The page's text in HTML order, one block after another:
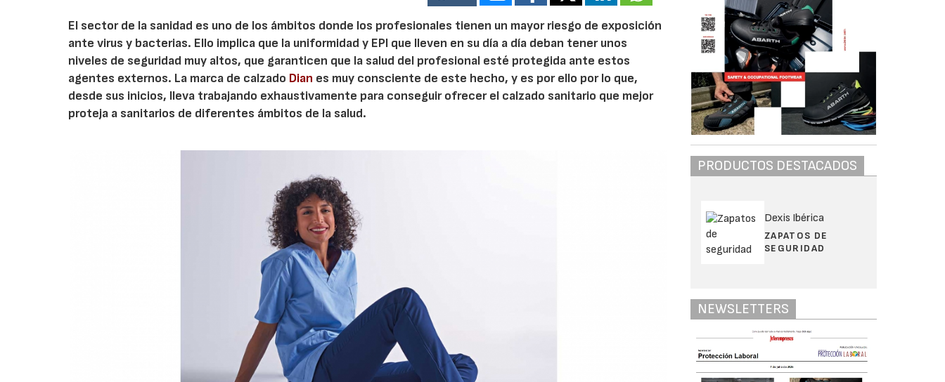
El sector de la sanidad es uno de los ámbitos donde los profesionales tienen un mayor riesgo de exposición
ante virus y bacterias. Ello implica que la uniformidad y EPI que lleven en su día a día deban tener unos
niveles de seguridad muy altos, que garanticen que la salud del profesional esté protegida ante estos
agentes externos. La marca de calzado Dian es muy consciente de este hecho, y es por ello por lo que,
desde sus inicios, lleva trabajando exhaustivamente para conseguir ofrecer el calzado sanitario que mejor
proteja a sanitarios de diferentes ámbitos de la salud.
PRODUCTOS DESTACADOS
Dexis Ibérica
ZAPATOS DE
SEGURIDAD
NEWSLETTERS